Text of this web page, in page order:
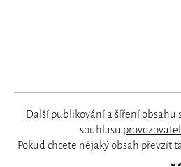
Další publikování a šíření obsahu
souhlasu
Pokud chcete nějaký obsah převzít